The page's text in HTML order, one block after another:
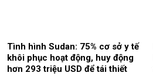
Tình hình Sudan: 75% cơ sở y tế
khôi phục hoạt động, huy động
hơn 293 triệu USD để tái thiết